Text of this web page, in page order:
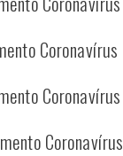
Coronavírus
Coronavírus
Coronavírus